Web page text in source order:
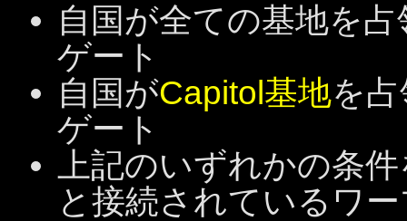
自国が全ての基地を
ゲート
自国がCapitol基地を
ゲート
上記のいずれかの条
と接続されているワ